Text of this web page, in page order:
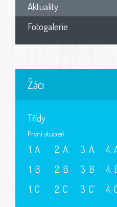
Aktuality
Fotogalerie
Žáci
Třídy
První stupeň
1. A
1. B
1. C
2. A
2. B
2. C
3. A
3. B
3. C
4.
4.
4.